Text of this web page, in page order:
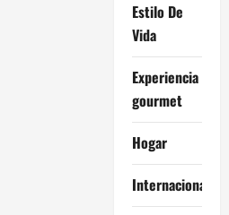
Estilo De
Vida
Experiencia
gourmet
Hogar
Internacional